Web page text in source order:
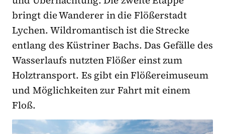
bringt die Wanderer in die Flößerstadt
Lychen. Wildromantisch ist die Strecke
entlang des Küstriner Bachs. Das Gefälle des
Wasserlaufs nutzten Flößer einst zum
Holztransport. Es gibt ein Flößereimuseum
und Möglichkeiten zur Fahrt mit einem
Floß.